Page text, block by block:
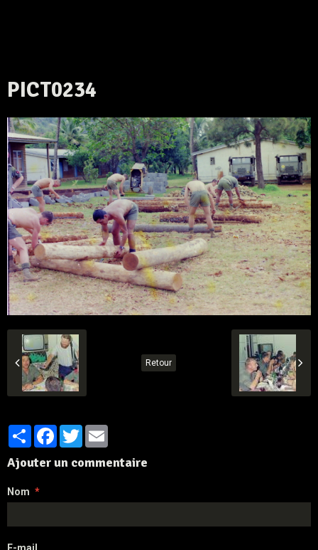
PICT0234
Retour
PartagerFacebook
Twitter
Ajouter un commentaire
Nom